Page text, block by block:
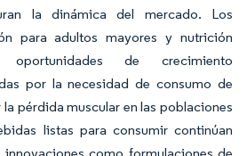
la dinámica del mercado. Los
para adultos mayores y nutrición
oportunidades de crecimiento
por la necesidad de consumo de
pérdida muscular en las poblaciones
listas para consumir continúan